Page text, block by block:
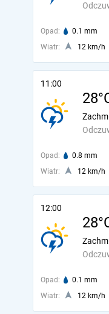
Opad: 0.1 mm
Wiatr:
12 km/h
11:00
Opad: 0.8 mm
Wiatr:
12 km/h
12:00
Opad: 0.1 mm
Wiatr:
12 km/h